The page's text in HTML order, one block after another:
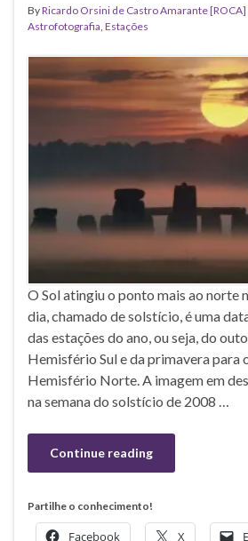
ByRicardo Orsini de Castro Amarante [ROCA]
Astrofotografia, Estações
O Sol atingiu o ponto mais ao norte
dia, chamado de solstício, é uma
das estações do ano, ou seja, do
Hemisfério Sul e da primavera para
Hemisfério Norte. A imagem em
na semana do solstício de 2008 …
Continue reading
Partilhe o conhecimento!
Facebook X